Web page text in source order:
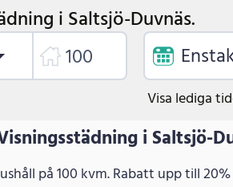
i Saltsjö-Duvnäs.
Visa lediga
i Saltsjö-
på 100 kvm. Rabatt upp till